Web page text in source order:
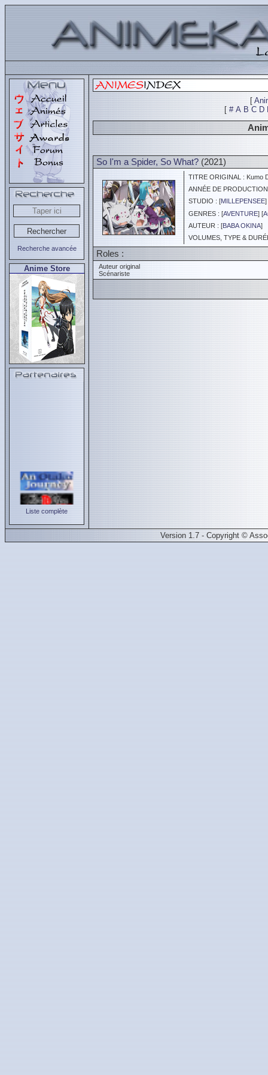
Recherche avancée
Anime Store
Liste complète
[
[ # A B C D
So I'm a Spider, So What? (2021)
TITRE ORIGINAL : Kumo
ANNÉE DE
STUDIO : [MILLEPENSEE]
GENRES : [AVENTURE] [
AUTEUR : [BABA OKINA]
VOLUMES, TYPE &
Roles :
Auteur original
Scénariste
Version 1.7 - Copyright ©